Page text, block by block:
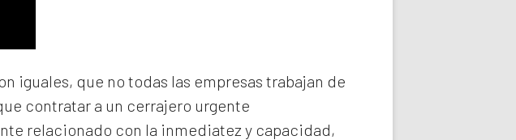
iguales, que no todas las empresas trabajan de
contratar a un cerrajero urgente
relacionado con la inmediatez y capacidad,